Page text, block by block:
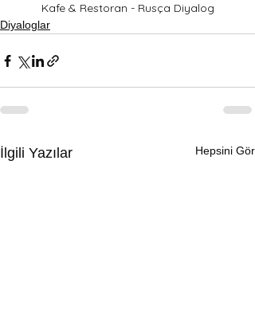
Kafe & Restoran - Rusça Diyalog
Diyaloglar
İlgili Yazılar Hepsini Gör